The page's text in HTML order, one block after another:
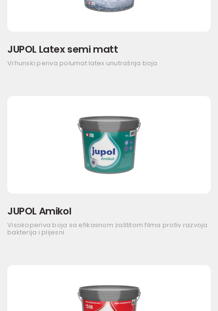
JUPOL Latex semi matt
Vrhunski periva polumat latex unutrašnja boja
JUPOL Amikol
Visokoperiva boja sa efikasnom zaštitom filma protiv razvoja
bakterija i plijesni